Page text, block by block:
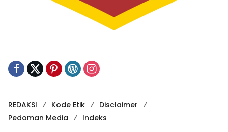
REDAKSI Kode Etik
Disclaimer
Pedoman Media
Indeks